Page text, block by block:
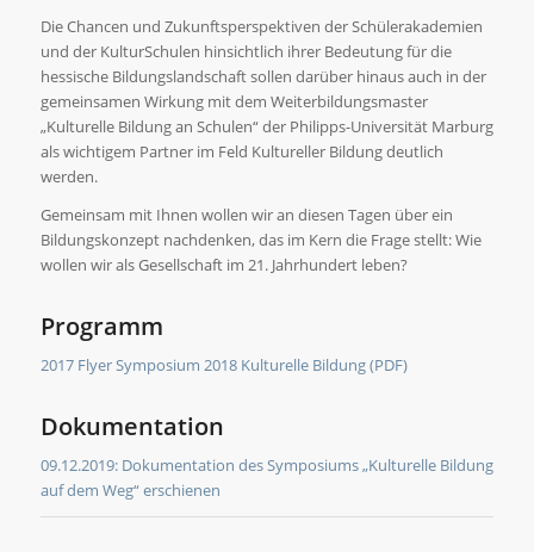
Die Chancen und Zukunftsperspektiven der Schülerakademien
und der KulturSchulen hinsichtlich ihrer Bedeutung für die
hessische Bildungslandschaft sollen darüber hinaus auch in der
gemeinsamen Wirkung mit dem Weiterbildungsmaster
„Kulturelle Bildung an Schulen“ der Philipps-Universität Marburg
als wichtigem Partner im Feld Kultureller Bildung deutlich
werden.
Gemeinsam mit Ihnen wollen wir an diesen Tagen über ein
Bildungskonzept nachdenken, das im Kern die Frage stellt: Wie
wollen wir als Gesellschaft im 21. Jahrhundert leben?
Programm
2017 Flyer Symposium 2018 Kulturelle Bildung (PDF)
Dokumentation
09.12.2019: Dokumentation des Symposiums „Kulturelle Bildung
auf dem Weg“ erschienen